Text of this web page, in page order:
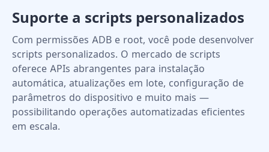
Computação poderosa
Usando a tecnologia mais recente de computação
em nuvem para oferecer fortes capacidades de
processamento. Dispositivos de alta performance
garantem operação suave sem atrasos, suportando
aplicativos complexos e jogos grandes para vários
cenários de alta carga.